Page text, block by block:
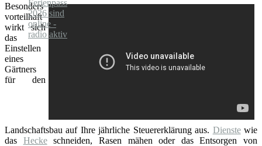
Besonders
vorteilhaft
wirkt sich
das
Einstellen
eines
Gärtners
für den
Landschaftsbau auf Ihre jährliche Steuererklärung aus. Dienstewie
das Heckeschneiden, Rasen mähen oder das Entsorgen von